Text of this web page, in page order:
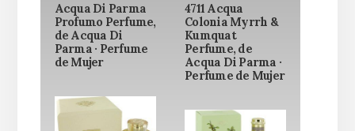
Acqua Di Parma
Profumo Perfume,
de Acqua Di
Parma · Perfume
de Mujer
4711 Acqua
Colonia Myrrh &
Kumquat
Perfume, de
Acqua Di Parma ·
Perfume de Mujer